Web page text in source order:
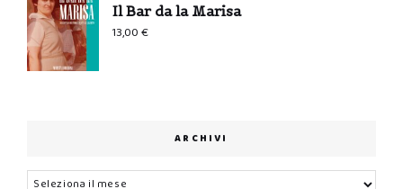
Il Bar da la Marisa
13,00€
ARCHIVI
Archivi